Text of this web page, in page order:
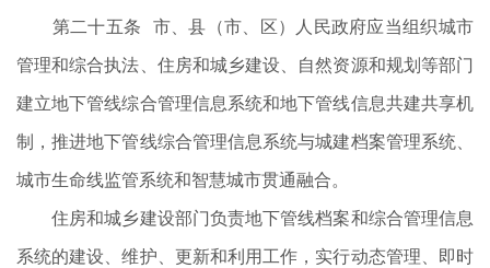
第二十五条 市、县（市、区）人民政府应当组织城市
管理和综合执法、住房和城乡建设、自然资源和规划等部门
建立地下管线综合管理信息系统和地下管线信息共建共享机
制，推进地下管线综合管理信息系统与城建档案管理系统、
城市生命线监管系统和智慧城市贯通融合。
住房和城乡建设部门负责地下管线档案和综合管理信息
系统的建设、维护、更新和利用工作，实行动态管理、即时